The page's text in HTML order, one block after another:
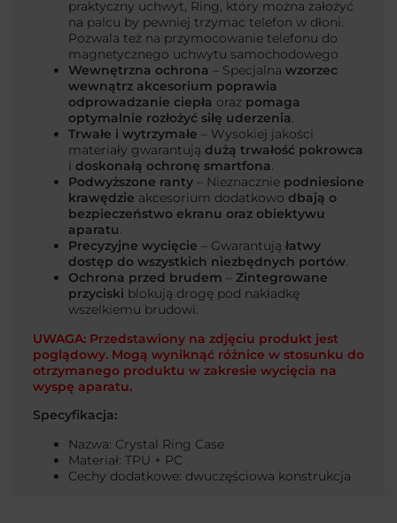
praktyczny uchwyt, Ring, który można założyć
na palcu by pewniej trzymac telefon w dłoni.
Pozwala też na przymocowanie telefonu do
magnetycznego uchwytu samochodowego
Wewnętrzna ochrona – Specjalna wzorzec
wewnątrz akcesorium poprawia
odprowadzanie ciepła oraz pomaga
optymalnie rozłożyć siłę uderzenia.
Trwałe i wytrzymałe – Wysokiej jakości
materiały gwarantują dużą trwałość pokrowca
i doskonałą ochronę smartfona.
Podwyższone ranty – Nieznacznie podniesione
krawędzie akcesorium dodatkowo dbają o
bezpieczeństwo ekranu oraz obiektywu
aparatu.
Precyzyjne wycięcie – Gwarantują łatwy
dostęp do wszystkich niezbędnych portów.
Ochrona przed brudem – Zintegrowane
przyciski blokują drogę pod nakładkę
wszelkiemu brudowi.
UWAGA: Przedstawiony na zdjęciu produkt jest
poglądowy. Mogą wyniknąć różnice w stosunku do
otrzymanego produktu w zakresie wycięcia na
wyspę aparatu.
Specyfikacja:
Nazwa: Crystal Ring Case
Materiał: TPU + PC
Cechy dodatkowe: dwuczęściowa konstrukcja